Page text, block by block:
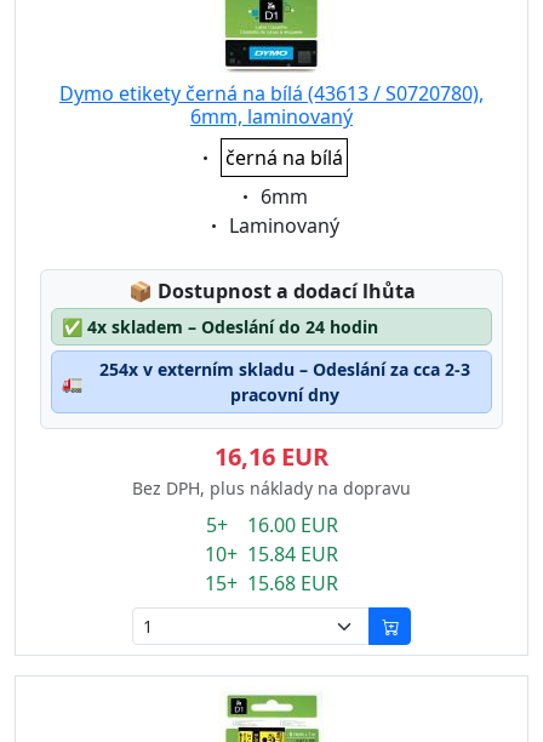
Dymo etikety černá na bílá (43613 / S0720780),
6mm, laminovaný
Eigenschaft:
černá na bílá
Eigenschaft:
6mm
Eigenschaft:
Laminovaný
📦 Lagerstatus:
Dostupnost a dodací lhůta
✅ 4x skladem – Odeslání do 24 hodin
🚛
254x v externím skladu – Odeslání za cca 2-3
pracovní dny
16,16 EUR
Bez DPH, plus náklady na dopravu
5+ 16.00 EUR
10+ 15.84 EUR
15+ 15.68 EUR